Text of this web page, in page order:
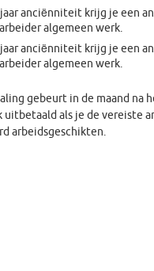
anciënniteit krijg je een
algemeen werk.
anciënniteit krijg je een
algemeen werk.
gebeurt in de maand na
uitbetaald als je de vereiste
arbeidsgeschikten.